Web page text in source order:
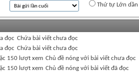
Thứ tự Lớn dần
Chứa bài viết chưa đọc
Chứa bài viết chưa đọc
Chủ đề nóng với bài viết chưa đọc
Chủ đề nóng với bài viết đã đọc